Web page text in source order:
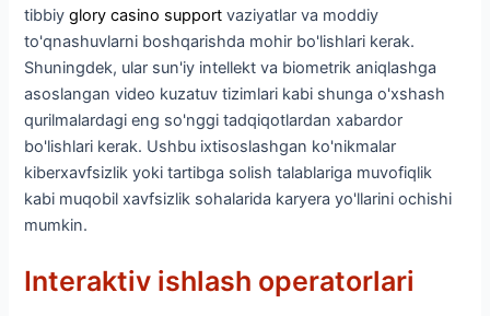
tibbiyglory casino support vaziyatlar va moddiy
to'qnashuvlarni boshqarishda mohir bo'lishlari kerak.
Shuningdek, ular sun'iy intellekt va biometrik aniqlashga
asoslangan video kuzatuv tizimlari kabi shunga o'xshash
qurilmalardagi eng so'nggi tadqiqotlardan xabardor
bo'lishlari kerak. Ushbu ixtisoslashgan ko'nikmalar
kiberxavfsizlik yoki tartibga solish talablariga muvofiqlik
kabi muqobil xavfsizlik sohalarida karyera yo'llarini ochishi
mumkin.
Interaktiv ishlash operatorlari